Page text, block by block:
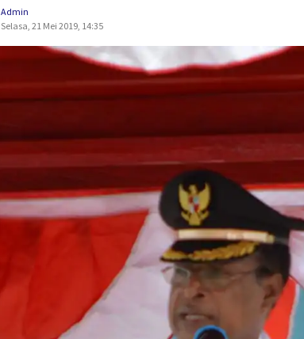
Admin
Selasa, 21 Mei 2019, 14:35